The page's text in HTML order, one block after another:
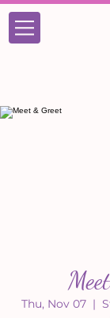
Thu, Nov 07
  |